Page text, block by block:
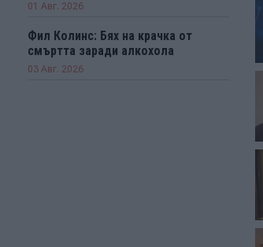
01 Авг. 2026
Фил Колинс: Бях на крачка от
смъртта заради алкохола
03 Авг. 2026